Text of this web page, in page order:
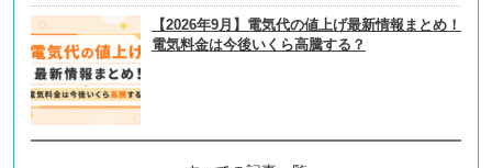
【2026年9月】電気代の値上げ最新情報まとめ！
電気料金は今後いくら高騰する？